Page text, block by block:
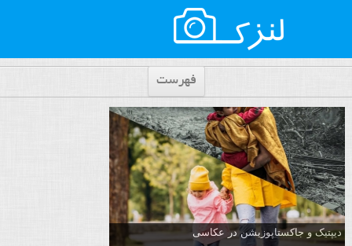
فهرست
دیپتیک و جاکستا‌پوزیشن در عکاسی